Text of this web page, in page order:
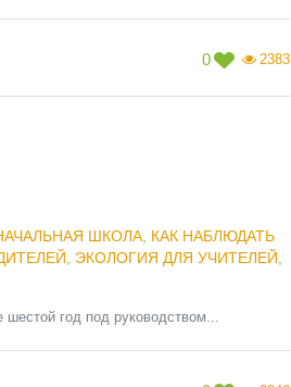
0 2383
ШКОЛА КАК НАБЛЮДАТЬ
ЭКОЛОГИЯ ДЛЯ УЧИТЕЛЕЙ
год под руководством...